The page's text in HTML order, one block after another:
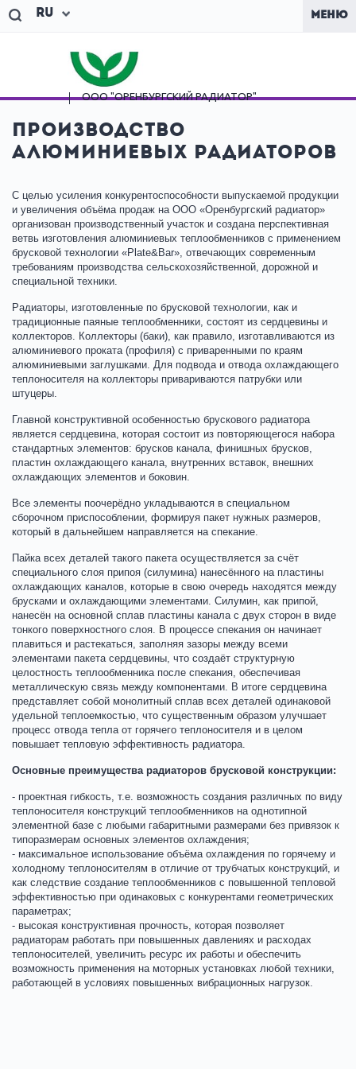
Ru МЕНЮ
ООО "ОРЕНБУРГСКИЙРАДИАТОР"
Производство
алюминиевых радиаторов
С целью усиления конкурентоспособности выпускаемой продукции
и увеличения объёма продаж на ООО «Оренбургский радиатор»
организован производственный участок и создана перспективная
ветвь изготовления алюминиевых теплообменников с применением
брусковой технологии «Plate&Bar», отвечающих современным
требованиям производства сельскохозяйственной, дорожной и
специальной техники.
Радиаторы, изготовленные по брусковой технологии, как и
традиционные паяные теплообменники, состоят из сердцевины и
коллекторов. Коллекторы (баки), как правило, изготавливаются из
алюминиевого проката (профиля) с приваренными по краям
алюминиевыми заглушками. Для подвода и отвода охлаждающего
теплоносителя на коллекторы привариваются патрубки или
штуцеры.
Главной конструктивной особенностью брускового радиатора
является сердцевина, которая состоит из повторяющегося набора
стандартных элементов: брусков канала, финишных брусков,
пластин охлаждающего канала, внутренних вставок, внешних
охлаждающих элементов и боковин.
Все элементы поочерёдно укладываются в специальном
сборочном приспособлении, формируя пакет нужных размеров,
который в дальнейшем направляется на спекание.
Пайка всех деталей такого пакета осуществляется за счёт
специального слоя припоя (силумина) нанесённого на пластины
охлаждающих каналов, которые в свою очередь находятся между
брусками и охлаждающими элементами. Силумин, как припой,
нанесён на основной сплав пластины канала с двух сторон в виде
тонкого поверхностного слоя. В процессе спекания он начинает
плавиться и растекаться, заполняя зазоры между всеми
элементами пакета сердцевины, что создаёт структурную
целостность теплообменника после спекания, обеспечивая
металлическую связь между компонентами. В итоге сердцевина
представляет собой монолитный сплав всех деталей одинаковой
удельной теплоемкостью, что существенным образом улучшает
процесс отвода тепла от горячего теплоносителя и в целом
повышает тепловую эффективность радиатора.
Основные преимущества радиаторов брусковой конструкции:
- проектная гибкость, т.е. возможность создания различных по виду
теплоносителя конструкций теплообменников на однотипной
элементной базе с любыми габаритными размерами без привязок к
типоразмерам основных элементов охлаждения;
- максимальное использование объёма охлаждения по горячему и
холодному теплоносителям в отличие от трубчатых конструкций, и
как следствие создание теплообменников с повышенной тепловой
эффективностью при одинаковых с конкурентами геометрических
параметрах;
- высокая конструктивная прочность, которая позволяет
радиаторам работать при повышенных давлениях и расходах
теплоносителей, увеличить ресурс их работы и обеспечить
возможность применения на моторных установках любой техники,
работающей в условиях повышенных вибрационных нагрузок.